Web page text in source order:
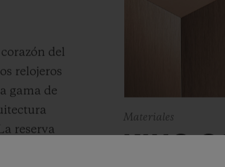
del
relojeros
gama de
reserva
Materiales